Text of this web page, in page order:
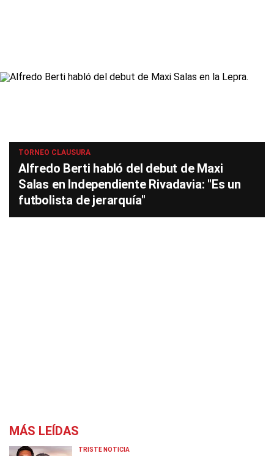
TORNEO CLAUSURA
Alfredo Berti habló del debut de Maxi
Salas en Independiente Rivadavia: "Es un
futbolista de jerarquía"
MÁS LEÍDAS
TRISTE NOTICIA